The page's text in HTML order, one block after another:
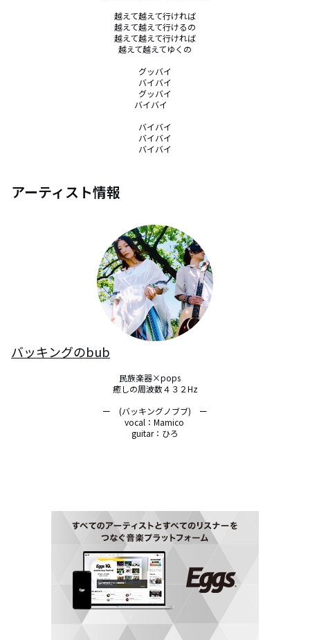
越えて越えて行ければ
越えて越えて行けるの
越えて越えて行ければ
越えて越えてゆくの
グッバイ
バイバイ
グッバイ
バイバイ
バイバイ
バイバイ
バイバイ
アーティスト情報
バッキングのbub
民族楽器×pops
癒しの周波数４３２Hz
ー　(バッキングノブブ)　ー
vocal：Mamico
guitar：ひろ